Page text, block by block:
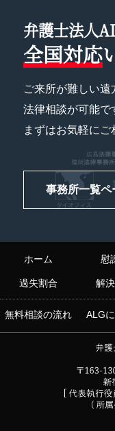
弁護士法人
全国対応
ご来所が難しい
法律相談が可能で
まずはお気軽に
事務所一覧ペ
ホーム 慰
過失割合 解
無料相談の流れ ALG